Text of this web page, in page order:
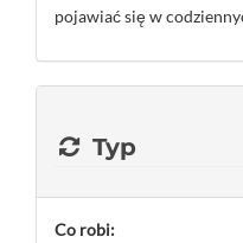
pojawiać się w
Typ
Co robi: